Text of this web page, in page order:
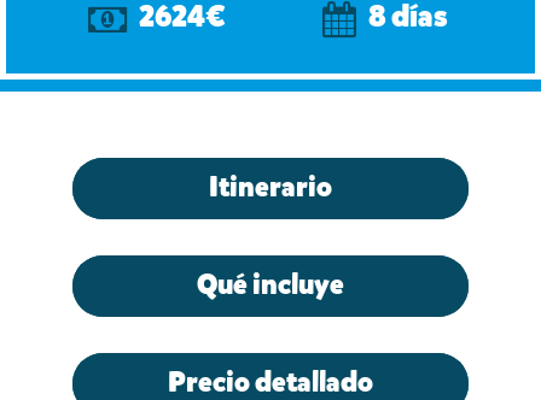
2624€ 8 días
Itinerario
Qué incluye
Precio detallado